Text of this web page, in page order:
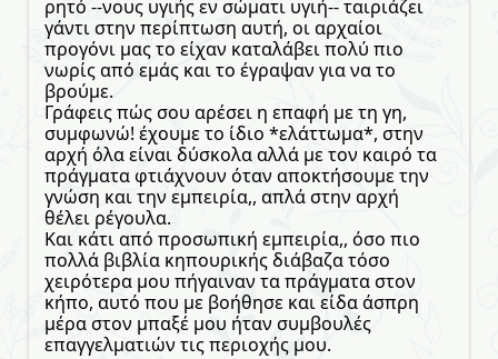
ρητό --νους υγιής εν σώματι υγιή-- ταιριάζει
γάντι στην περίπτωση αυτή, οι αρχαίοι
προγόνι μας το είχαν καταλάβει πολύ πιο
νωρίς από εμάς και το έγραψαν για να το
βρούμε.
Γράφεις πώς σου αρέσει η επαφή με τη γη,
συμφωνώ! έχουμε το ίδιο *ελάττωμα*, στην
αρχή όλα είναι δύσκολα αλλά με τον καιρό τα
πράγματα φτιάχνουν όταν αποκτήσουμε την
γνώση και την εμπειρία,, απλά στην αρχή
θέλει ρέγουλα.
Και κάτι από προσωπική εμπειρία,, όσο πιο
πολλά βιβλία κηπουρικής διάβαζα τόσο
χειρότερα μου πήγαιναν τα πράγματα στον
κήπο, αυτό που με βοήθησε και είδα άσπρη
μέρα στον μπαξέ μου ήταν συμβουλές
επαγγελματιών τις περιοχής μου.